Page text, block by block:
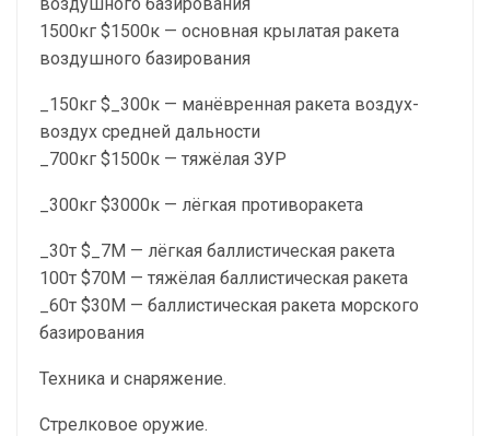
1500кг $1500к — основная крылатая ракета
воздушного базирования
_150кг $_300к — манёвренная ракета воздух-
воздух средней дальности
_700кг $1500к — тяжёлая ЗУР
_300кг $3000к — лёгкая противоракета
_30т $_7М — лёгкая баллистическая ракета
100т $70М — тяжёлая баллистическая ракета
_60т $30М — баллистическая ракета морского
базирования
Техника и снаряжение.
Стрелковое оружие.